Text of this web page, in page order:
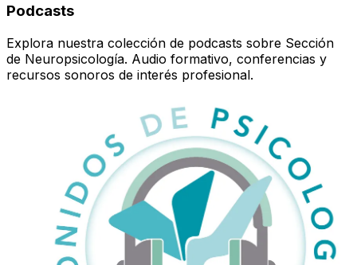
Podcasts
Explora nuestra colección de podcasts sobre Sección
de Neuropsicología. Audio formativo, conferencias y
recursos sonoros de interés profesional.